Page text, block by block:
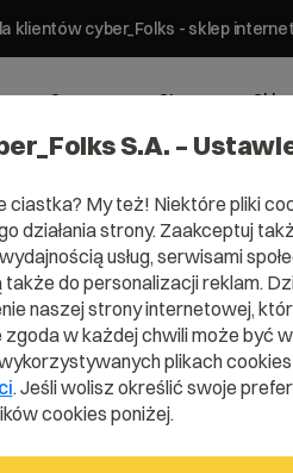
klientów cyber_Folks - sklep
Serwery Strony
S.A. –
ciastka? My też! Niektóre pliki
działania strony. Zaakceptuj
usług, serwisami
także do personalizacji reklam.
naszej strony internetowej,
w każdej chwili może być
plikach
. Jeśli wolisz określić swoje
cookies poniżej.